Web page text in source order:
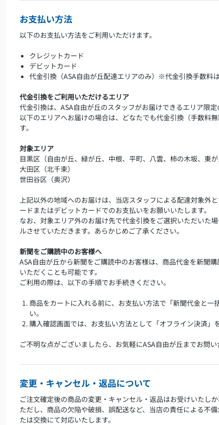
お支払い方法
以下のお支払い方法をご利用いただけます。
クレジットカード
デビットカード
代金引換（ASA自由が丘配達エリアのみ）※代金引換手数料
代金引換をご利用いただけるエリア
代金引換は、ASA自由が丘のスタッフがお届けできるエリア限
以下のエリアへお届けの場合は、どなたでも代金引換（手数料
す。
対象エリア
目黒区（自由が丘、緑が丘、中根、平町、八雲、柿の木坂、東
大田区（北千束）
世田谷区（奥沢）
上記以外の地域へのお届けは、当店スタッフによる配達対象外
ードまたはデビットカードでのお支払いをお願いいたします。
なお、対象エリア外のお届け先で代金引換をご選択いただいた
ルさせていただきます。あらかじめご了承ください。
新聞をご購読中のお客様へ
ASA自由が丘から新聞をご購読中のお客様は、商品代金を新聞
いただくことも可能です。
ご利用の際は、以下の手順でお手続きください。
商品をカートに入れる前に、お支払い方法で「新聞代金と一
い。
購入確認画面では、お支払い方法として「オフライン決済」
ご不明な点がございましたら、お気軽にASA自由が丘までお問
変更・キャンセル・返品について
ご注文確定後の商品の変更・キャンセル・返品はお受けいたし
ただし、商品の欠陥や破損、誤配送など、当店の責任による不
たは交換にて対応いたします。